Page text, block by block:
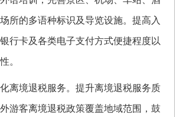
所的多语种标识及导览设施。提高入
行卡及各类电子支付方式便捷程度以
。
化离境退税服务。提升离境退税服务质
游客离境退税政策覆盖地域范围，鼓